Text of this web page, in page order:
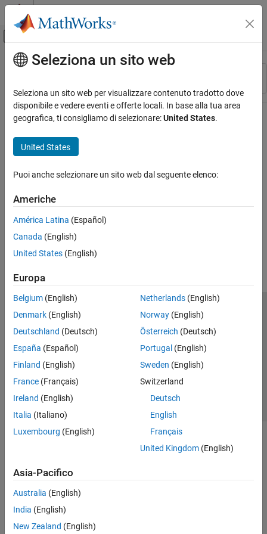
Vai al contenuto
Attiva/disattiva menu di navigazione
Risorsa
Stato
Contenuto principale
Seleziona un sito web
Seleziona un sito web per visualizzare contenuto tradotto dove
disponibile e vedere eventi e offerte locali. In base alla tua area
geografica, ti consigliamo di selezionare:United States.
United States
Puoi anche selezionare un sito web dal seguente elenco:
Americhe
América Latina (Español)
Canada (English)
United States (English)
Europa
Belgium (English)
Denmark (English)
Deutschland (Deutsch)
España (Español)
Finland (English)
France (Français)
Ireland (English)
Italia (Italiano)
Luxembourg (English)
Netherlands(English)
Norway(English)
Österreich (Deutsch)
Portugal (English)
Sweden (English)
Switzerland
Deutsch
English
Français
United Kingdom(English)
Asia-Pacifico
Australia (English)
India (English)
New Zealand (English)
Centro di fiducia
Informativa sulla privacy
Antipirateria
Stato dell'applicazione
Contatti
© 1994-2026 The MathWorks, Inc.